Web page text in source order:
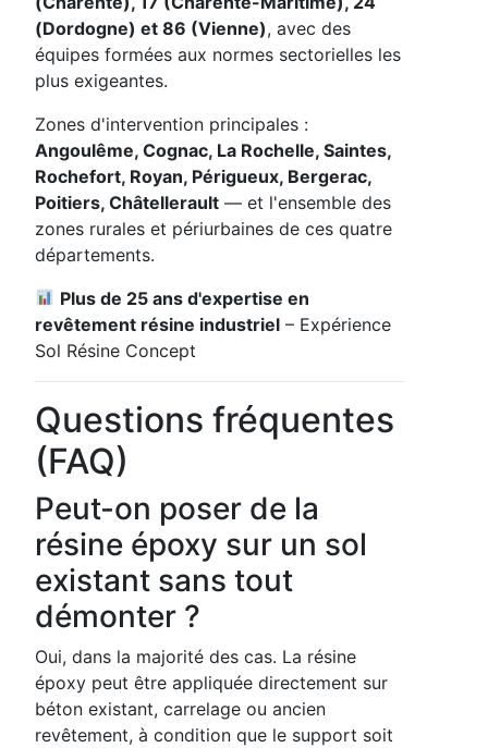
(Dordogne) et 86 (Vienne), avec des
équipes formées aux normes sectorielles les
plus exigeantes.
Zones d'intervention principales :
Angoulême, Cognac, La Rochelle, Saintes,
Rochefort, Royan, Périgueux, Bergerac,
Poitiers, Châtellerault — et l'ensemble des
zones rurales et périurbaines de ces quatre
départements.
Plus de 25 ans d'expertise en
revêtement résine industriel – Expérience
Sol Résine Concept
Questions fréquentes
(FAQ)
Peut-on poser de la
résine époxy sur un sol
existant sans tout
démonter ?
Oui, dans la majorité des cas. La résine
époxy peut être appliquée directement sur
béton existant, carrelage ou ancien
revêtement, à condition que le support soit